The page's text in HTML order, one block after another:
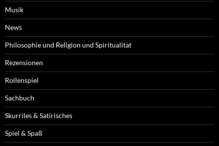
Musik
News
Philosophie und Religion und Spiritualität
Rezensionen
Rollenspiel
Sachbuch
Skurriles & Satirisches
Spiel & Spaß